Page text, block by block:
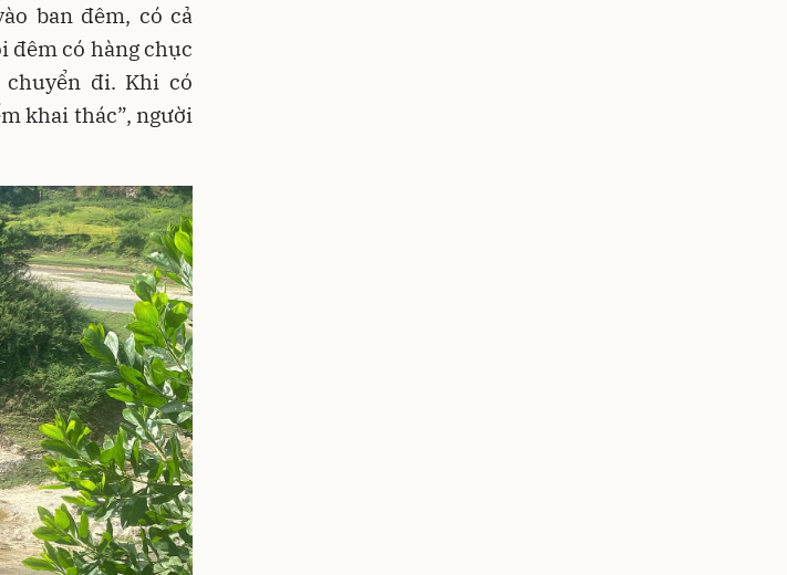
ban đêm, có cả
đêm có hàng chục
đi. Khi có
khai thác”, người